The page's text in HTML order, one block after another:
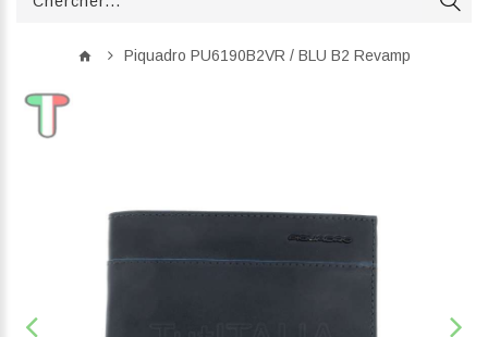
Piquadro PU6190B2VR / BLU B2 Revamp